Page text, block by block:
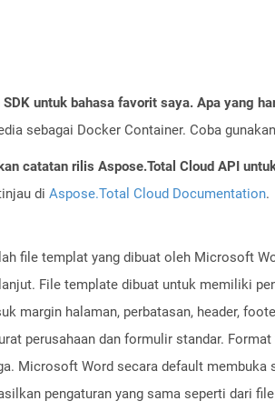
untuk bahasa favorit saya. Apa yang
sebagai Docker Container. Coba
catatan rilis Aspose.Total Cloud API
di Aspose.Total Cloud Documentation.
file templat yang dibuat oleh Microsoft
File template dibuat untuk memiliki
margin halaman, perbatasan, header,
perusahaan dan formulir standar.
Microsoft Word secara default
pengaturan yang sama seperti dari